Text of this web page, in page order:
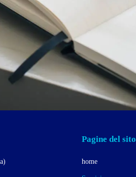
Pagine del sito
home